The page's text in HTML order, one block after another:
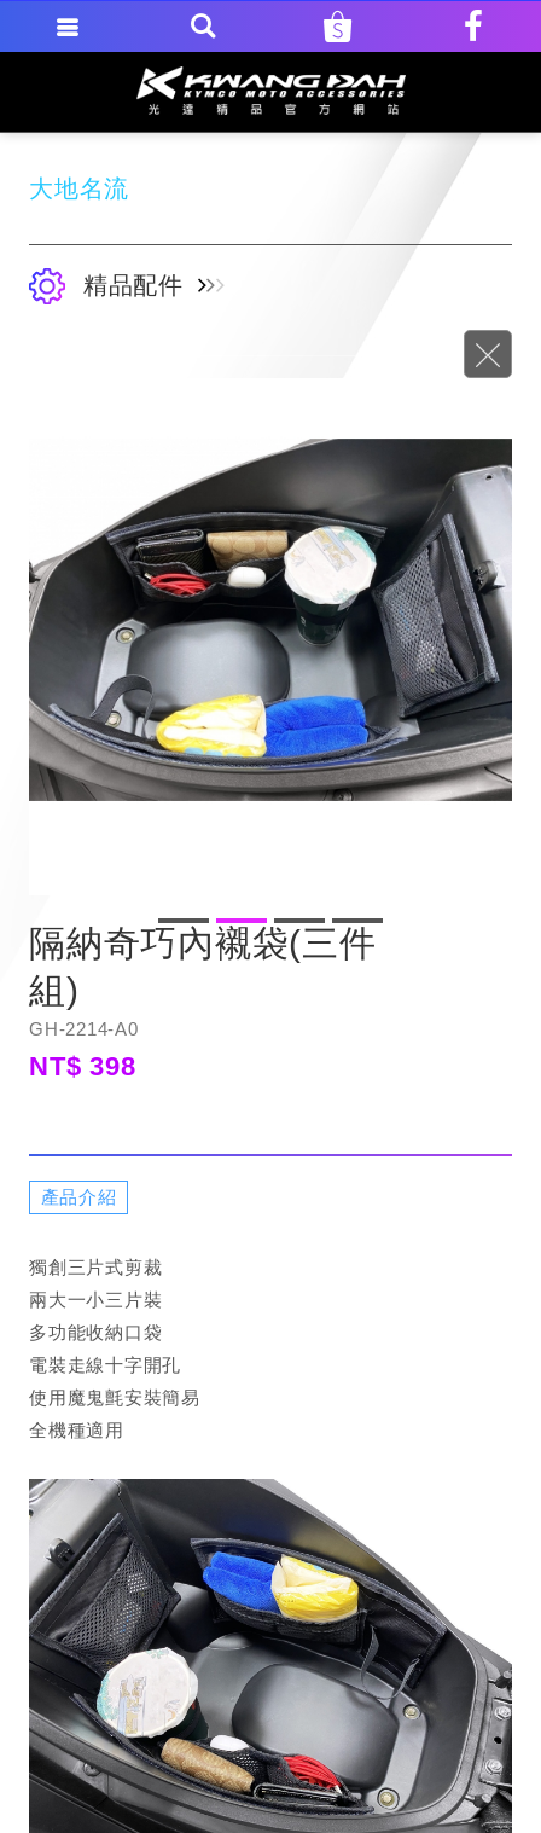
大地名流
精品配件
隔納奇巧內襯袋(三件
組)
GH-2214-A0
NT$ 398
產品介紹
獨創三片式剪裁
兩大一小三片裝
多功能收納口袋
電裝走線十字開孔
使用魔鬼氈安裝簡易
全機種適用